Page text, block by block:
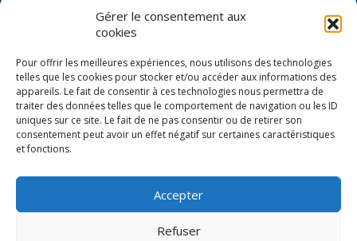
Gérer le consentement aux
cookies
Pour offrir les meilleures expériences, nous utilisons des technologies
telles que les cookies pour stocker et/ou accéder aux informations des
appareils. Le fait de consentir à ces technologies nous permettra de
traiter des données telles que le comportement de navigation ou les ID
uniques sur ce site. Le fait de ne pas consentir ou de retirer son
consentement peut avoir un effet négatif sur certaines caractéristiques
et fonctions.
Accepter
Refuser
Catalogue de graines et semences
Bon de commande